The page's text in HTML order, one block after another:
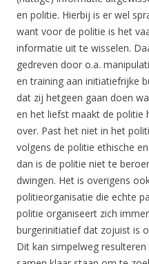
en politie. Hierbij is er wel
want voor de politie is het
informatie uit te wisselen.
gedreven door o.a.
en training aan initiatiefrijke
dat zij hetgeen gaan doen
en het liefst maakt de politie
over. Past het niet in het
volgens de politie ethische
dan is de politie niet te
dwingen. Het is overigens
politieorganisatie die echte
politie organiseert zich
burgerinitiatief dat zojuist is
Dit kan simpelweg